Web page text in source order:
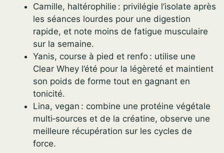
Camille, haltérophilie : privilégie l’isolate après
les séances lourdes pour une digestion
rapide, et note moins de fatigue musculaire
sur la semaine.
Yanis, course à pied et renfo : utilise une
Clear Whey l’été pour la légèreté et maintient
son poids de forme tout en gagnant en
tonicité.
Lina, vegan : combine une protéine végétale
multi‑sources et de la créatine, observe une
meilleure récupération sur les cycles de
force.